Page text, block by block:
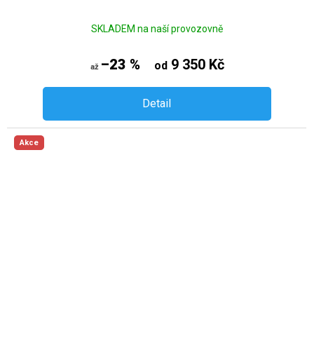
SKLADEM na naší provozovně
až –23 % od9 350 Kč
Detail
Akce